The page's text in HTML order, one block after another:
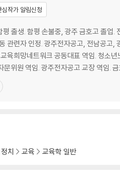
지 말고 33
이 물을 일이 아니다 35
를 다해서 37
리는 아이 39
되는 독서 47
들 55
며들고 59
68
심작가 알림신청
출생. 함평 손불중, 광주 금호고 졸업
관련자 인정. 광주전자공고, 전남공고
육희망네트워크 공동대표 역임. 청소
문위원 역임. 광주전자공고 교장 역임.
치 교육 교육학 일반